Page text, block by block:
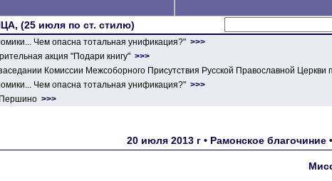
(25 июля по ст. стилю)
Чем опасна тотальная унификация?" >>>
акция "Подари книгу" >>>
Комиссии Межсоборного Присутствия Русской Православной
Чем опасна тотальная унификация?" >>>
Першино >>>
20 июля 2013 г • Рамонское